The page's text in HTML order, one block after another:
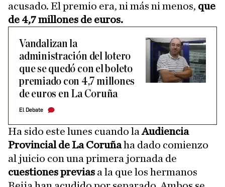
acusado. El premio era, ni más ni menos, que
de 4,7 millones de euros.
Vandalizan la
administración del lotero
que se quedó con el boleto
premiado con 4,7 millones
de euros en La Coruña
El Debate
Ha sido este lunes cuando laAudiencia
Provincial de La Coruñaha dado comienzo
al juicio con una primera jornada de
cuestiones previas a la que los hermanos